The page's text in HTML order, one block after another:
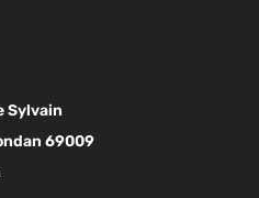
Sylvain
69009